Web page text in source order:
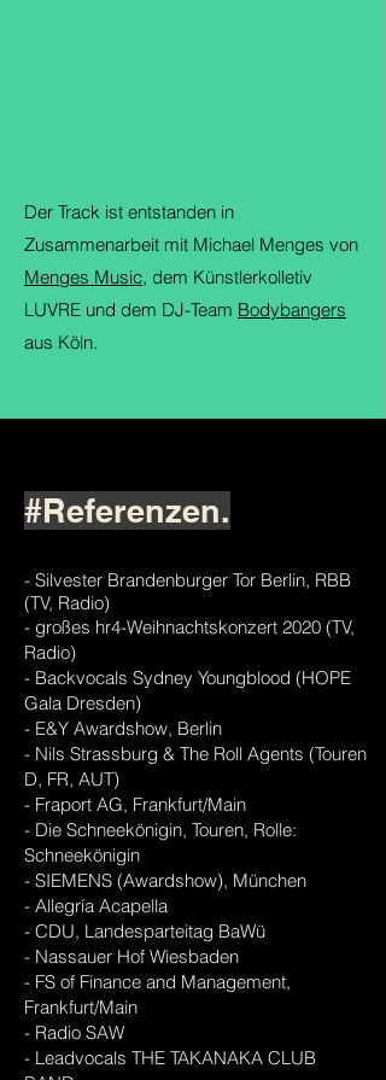
Der Track ist entstanden in​
Zusammenarbeit mit Michael Menges von
Menges Music, dem Künstlerkolletiv
LUVRE und dem DJ-Team Bodybangers
aus Köln.
#Referenzen.
- Silvester Brandenburger Tor Berlin, RBB
(TV, Radio)
- großes hr4-Weihnachtskonzert 2020 (TV,
Radio)
- Backvocals Sydney Youngblood (HOPE
Gala Dresden)
- E&Y Awardshow, Berlin
- Nils Strassburg & The Roll Agents (Touren
D, FR, AUT)
- Fraport AG, Frankfurt/Main
- Die Schneekönigin, Touren, Rolle:
Schneekönigin
- SIEMENS (Awardshow), München
- Allegría Acapella
- CDU, Landesparteitag BaWü
- Nassauer Hof Wiesbaden
- FS of Finance and Management,
Frankfurt/Main
- Radio SAW
- Leadvocals THE TAKANAKA CLUB